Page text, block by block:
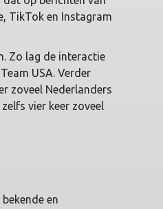
TikTok en Instagram
Zo lag de interactie
USA. Verder
zoveel Nederlanders
vier keer zoveel
en